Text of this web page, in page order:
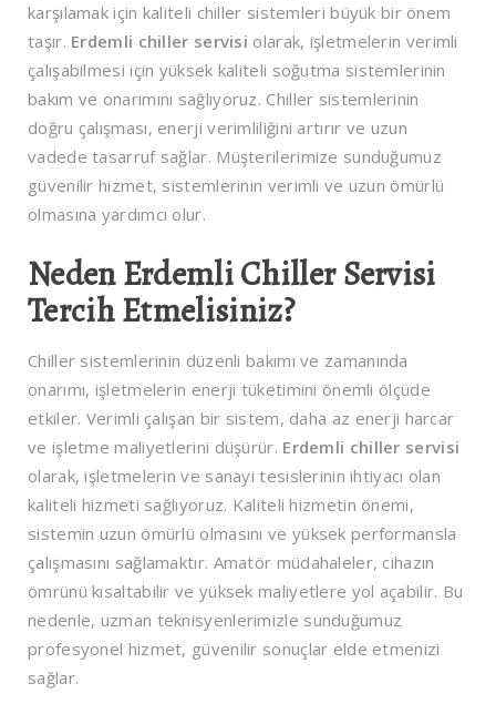
karşılamak için kaliteli chiller sistemleri büyük bir önem
taşır. Erdemli chiller servisi olarak, işletmelerin verimli
çalışabilmesi için yüksek kaliteli soğutma sistemlerinin
bakım ve onarımını sağlıyoruz. Chiller sistemlerinin
doğru çalışması, enerji verimliliğini artırır ve uzun
vadede tasarruf sağlar. Müşterilerimize sunduğumuz
güvenilir hizmet, sistemlerinin verimli ve uzun ömürlü
olmasına yardımcı olur.
Neden Erdemli Chiller Servisi
Tercih Etmelisiniz?
Chiller sistemlerinin düzenli bakımı ve zamanında
onarımı, işletmelerin enerji tüketimini önemli ölçüde
etkiler. Verimli çalışan bir sistem, daha az enerji harcar
ve işletme maliyetlerini düşürür. Erdemli chiller servisi
olarak, işletmelerin ve sanayi tesislerinin ihtiyacı olan
kaliteli hizmeti sağlıyoruz. Kaliteli hizmetin önemi,
sistemin uzun ömürlü olmasını ve yüksek performansla
çalışmasını sağlamaktır. Amatör müdahaleler, cihazın
ömrünü kısaltabilir ve yüksek maliyetlere yol açabilir. Bu
nedenle, uzman teknisyenlerimizle sunduğumuz
profesyonel hizmet, güvenilir sonuçlar elde etmenizi
sağlar.